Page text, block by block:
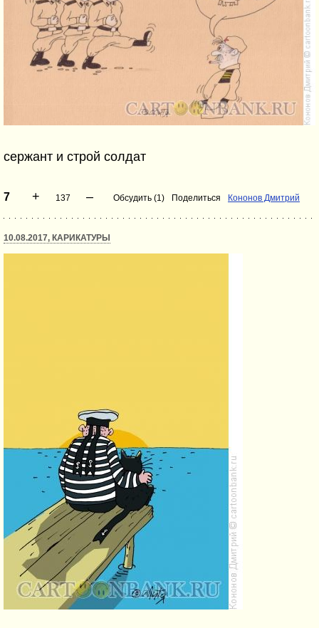
сержант и строй солдат
7 + 137 – Обсудить (1) Поделиться Кононов Дмитрий
10.08.2017, КАРИКАТУРЫ